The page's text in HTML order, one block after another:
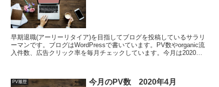
早期退職(アーリーリタイア)を目指してブログを投稿しているサラリ
ーマンです。ブログはWordPressで書いています。PV数やorganic流
入件数、広告クリック率を毎月チェックしています。今月は2020年
PV履歴 今月のPV数 2020年4月